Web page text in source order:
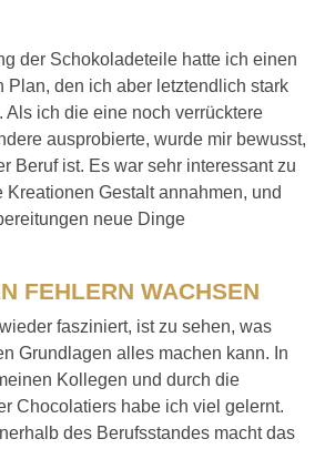
der Schokoladeteile hatte ich einen
Plan, den ich aber letztendlich stark
Als ich die eine noch verrücktere
ausprobierte, wurde mir bewusst,
Beruf ist. Es war sehr interessant zu
Kreationen Gestalt annahmen, und
neue Dinge
FEHLERN WACHSEN
fasziniert, ist zu sehen, was
Grundlagen alles machen kann. In
Kollegen und durch die
Chocolatiers habe ich viel gelernt.
des Berufsstandes macht das